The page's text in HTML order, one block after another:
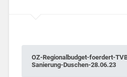
OZ-Regionalbudget-foerdert-
Sanierung-Duschen-28.06.23